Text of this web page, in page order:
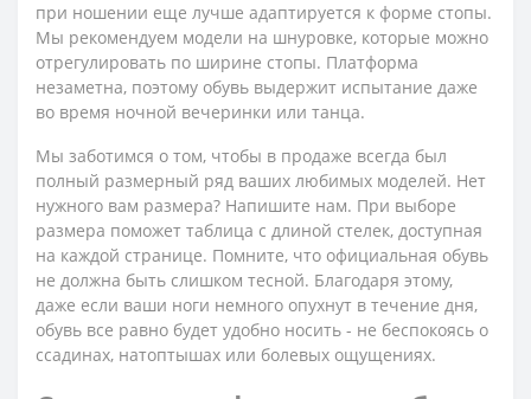
при ношении еще лучше адаптируется к форме стопы.
Мы рекомендуем модели на шнуровке, которые можно
отрегулировать по ширине стопы. Платформа
незаметна, поэтому обувь выдержит испытание даже
во время ночной вечеринки или танца.
Мы заботимся о том, чтобы в продаже всегда был
полный размерный ряд ваших любимых моделей. Нет
нужного вам размера? Напишите нам. При выборе
размера поможет таблица с длиной стелек, доступная
на каждой странице. Помните, что официальная обувь
не должна быть слишком тесной. Благодаря этому,
даже если ваши ноги немного опухнут в течение дня,
обувь все равно будет удобно носить - не беспокоясь о
ссадинах, натоптышах или болевых ощущениях.